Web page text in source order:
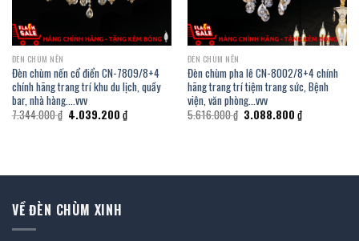
ĐÈN CHÙM NẾN
Đèn chùm nến cổ điển CN-7809/8+4
chính hãng trang trí khu du lịch, quầy
bar, nhà hàng….vvv
7.344.000₫ Giá
gốc
4.039.200 ₫Giá
hiện
ĐÈN CHÙM NẾN
Đèn chùm pha lê CN-8002/8+4 chính
hãng trang trí tiệm trang sức, Bệnh
viện, văn phòng…vvv
5.616.000₫ Giá
gốc
3.088.800 ₫Giá
hiện
VỀ ĐÈN CHÙM XINH